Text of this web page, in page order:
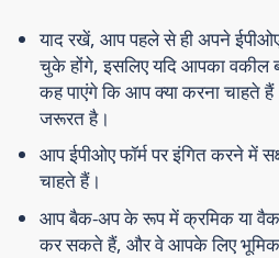
याद रखें, आप पहले से ही अपने ईपीओए
चुके होंगे, इसलिए यदि आपका वकील
कह पाएंगे कि आप क्या करना
जरूरत है।
आप ईपीओए फॉर्म पर इंगित करने में
चाहते हैं।
आप बैक-अप के रूप में क्रमिक या
कर सकते हैं, और वे आपके लिए